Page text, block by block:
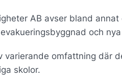
AB avser bland
och
varierande omfattning där
skolor.